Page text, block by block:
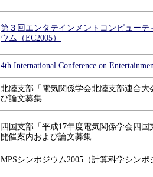
第３回エンタテインメントコンピューテ
ウム（EC2005）
4th International Conference on
北陸支部「電気関係学会北陸支部連合大
び論文募集
四国支部「平成17年度電気関係学会四国
開催案内および論文募集
MPSシンポジウム2005（計算科学シンポ